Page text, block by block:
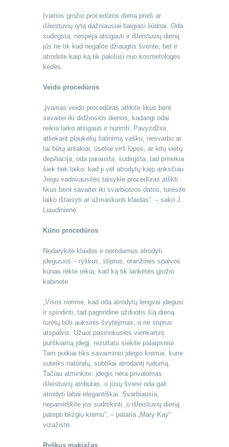
Įvairios grožio procedūros diena prieš ar
išleistuvių rytą dažniausiai baigiasi liūdnai. Oda
sudirgsta, nespėja atsigauti ir išleistuvių dieną
jūs ne tik kad negalite džiaugtis švente, bet ir
atrodote kaip ką tik pakilusi nuo kosmetologės
kėdės.
Veido procedūros
„Įvairias veido procedūras atlikite likus bent
savaitei iki didžiosios dienos, kadangi odai
reikia laiko atsigauti ir nurimti. Pavyzdžiui,
atliekant plaukelių šalinimą vašku, nesvarbu ar
tai būtų antakiai, ūseliai virš lūpos, ar kitų vietų
depiliacija, oda parausta, sudirgsta, tad prireikia
šiek tiek laiko, kad ji vėl atrodytų kaip anksčiau.
Jeigu vadovausitės taisykle procedūras atlikti
likus bent savaitei iki svarbiosios datos, turėsite
laiko ištaisyti ar užmaskuoti klaidas“, – sako J.
Liaudinienė.
Kūno procedūros
Nedarykite klaidos ir norėdamos atrodyti
įdegusios – ryškus, stiprus, oranžinės spalvos
kūnas rėkte rėkia, kad ką tik lankėtės grožio
kabinete.
„Visos norime, kad oda atrodytų lengvai įdegusi
ir spindinti, tad pagrindinė užduotis šią dieną
turėtų būti auksinis švytėjimas, o ne stiprus
atspalvis. Užuot pasirinkusios vienkartinį
purškiamą įdegį, rezultato siekite palaipsniui.
Tam puikiai tiks savaiminio įdegio kremai, kurie
suteiks natūralų, subtiliai atrodantį rudumą.
Tačiau atminkite: įdegis nėra privalomas
išleistuvių atributas, o jūsų šviesi oda gali
atrodyti labai elegantiškai. Svarbiausia,
nepamirškite jos sudrėkinti, o išleistuvių dieną
patepti blizgiu kremu“, – pataria „Mary Kay“
vizažistė.
Ryškus makiažas